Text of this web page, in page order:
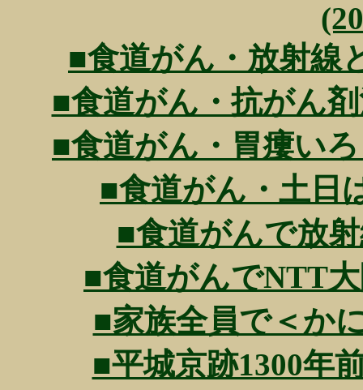
■食道がん・放射線
■食道がん・抗がん
■食道がん・胃瘻い
■食道がん・土日
■食道がんで放
■食道がんでNTT
■家族全員で＜か
■平城京跡1300年